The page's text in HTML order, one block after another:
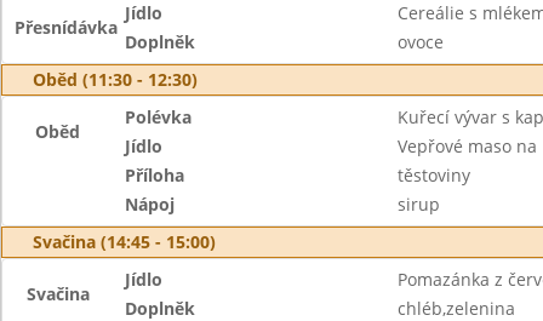
Přesnídávka
Jídlo
Cereálie s
Doplněk
ovoce
Oběd (11:30 - 12:30)
Oběd
Polévka
Kuřecí vývar s
Jídlo
Vepřové maso na
Příloha
těstoviny
Nápoj
sirup
Svačina (14:45 - 15:00)
Svačina
Jídlo
Pomazánka z
Doplněk
chléb,zelenina